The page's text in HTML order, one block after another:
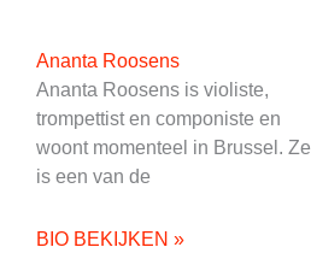
Ananta Roosens
Ananta Roosens is violiste,
trompettist en componiste en
woont momenteel in Brussel. Ze
is een van de
BIO BEKIJKEN »